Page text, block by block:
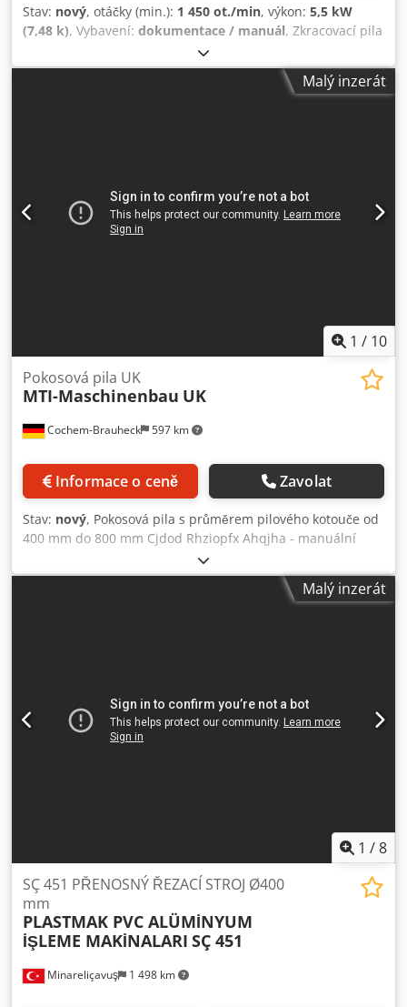
Stav: nový, otáčky (min.): 1 450 ot./min, výkon: 5,5 kW
(7,48 k), Vybavení: dokumentace / manuál, Zkracovací pila
AS Chsdpfx Asyxln Rjhqsa Průměr pilového kotouče až 1
000 mm. Výkonné pilové motory. Pneumatické upínání
materiálu. Obsluha s dvouručním bezpečnostnímMalý inzerát
1 / 10
Cochem-Brauheck 597 km
Pokosová pila UK
MTI-Maschinenbau UK
Informace o ceně Zavolat
Stav: nový, Pokosová pila s průměrem pilového kotouče od
400 mm do 800 mm Cjdod Rhziopfx Ahqjha - manuální
nastavení úhlu řezu - pneumatické upínání stolu -
pneumatické upínání obrobku (výška a úhel naklonění
upínacích válců plynule nastavitelné) - bezpečnostní
horizontální upínací zařízení - odsávací jednotka - další
příslušenství na dotaz Rádi Vám připravíme nabídku
přizpůsobenou Vašim požadavkům. Stroj je možné si
Malý inzerát
1 /8
Minareliçavuş 1 498 km
SÇ 451 PŘENOSNÝ ŘEZACÍ STROJ Ø400
mm
PLASTMAK PVC ALÜMİNYUM
İŞLEME MAKİNALARI SÇ 451